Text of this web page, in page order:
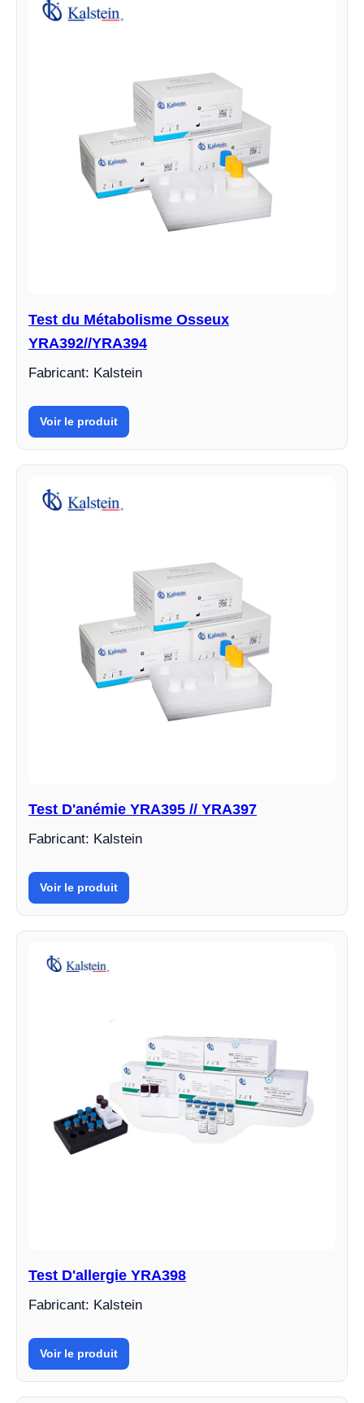
Test du Métabolisme Osseux
YRA392//YRA394
Fabricant: Kalstein
Voir le produit
Test D'anémie YRA395 // YRA397
Fabricant: Kalstein
Voir le produit
Test D'allergie YRA398
Fabricant: Kalstein
Voir le produit